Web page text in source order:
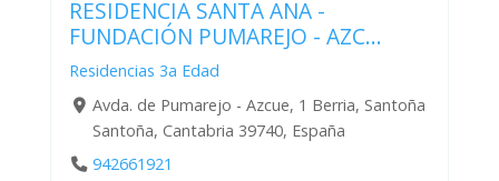
RESIDENCIA SANTA ANA -
FUNDACIÓN PUMAREJO - AZC...
Residencias 3a Edad
Avda. de Pumarejo - Azcue, 1 Berria, Santoña
Santoña, Cantabria 39740, España
942661921